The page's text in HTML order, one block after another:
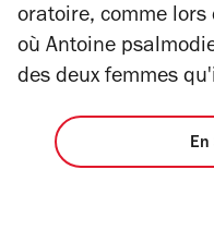
oratoire, comme
où Antoine
des deux femmes